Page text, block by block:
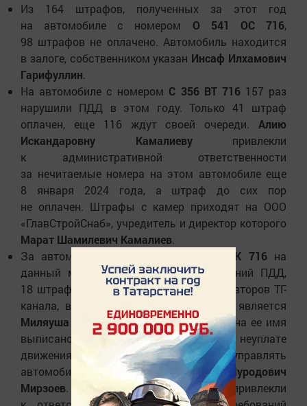
Из 164 штрафов, полученных за этот год
на автомобиле с номером О 541 ОС 716,
98 штрафов не оплачено. Автомобиль находится
в залоге, собственником указан Инсаф Илхамович
Гарифуллин.
На автомобиле с номером С 356 ВТ 716157 раз
нарушили ПДД в этом году. Только 41 штраф
оплачен, еще 116 ждут своей очереди. Алию
Искандаровну Камалиевупривлекли
к административной ответственности
за нечитаемые номера на этом автомобиле еще
8 января 2024 года, а штраф до сих пор
не оплачен. Штрафы с камер приходят на ООО
«ГлавСтройСнаб», учредитель и директор которого
Марат Шамилевич Камалиев.
За автомобилем с номером
Е 210 МК 716на
данный момент числится 145 нарушений ПДД,
18 штрафов не оплачены. По данным авторов ТГ-
канала, вероятным собственником его является
Миляуша Сайдашевна Галиева. Именно на ее имя
выписано последнее постановление по неуплате
движения по платной дороге. Однако управлять
автомобилем может и
Сайдали Муродович
Мирзоев. Его 6 февраля 2024 года привлекли